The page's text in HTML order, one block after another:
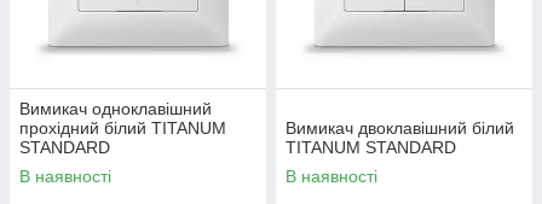
Вимикач одноклавішний
прохідний білий TITANUM
STANDARD
В наявності
Вимикач двоклавішний білий
TITANUM STANDARD
В наявності